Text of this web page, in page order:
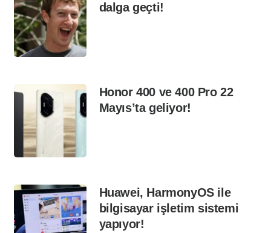
dalga geçti!
Honor 400 ve 400 Pro 22
Mayıs’ta geliyor!
Huawei, HarmonyOS ile
bilgisayar işletim sistemi
yapıyor!